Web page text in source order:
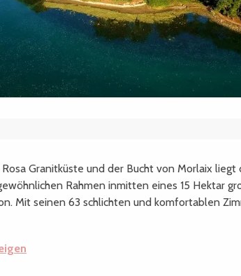
Granitküste und der Bucht von Morlaix
Rahmen inmitten eines 15 Hektar
Mit seinen 63 schlichten und komfortablen